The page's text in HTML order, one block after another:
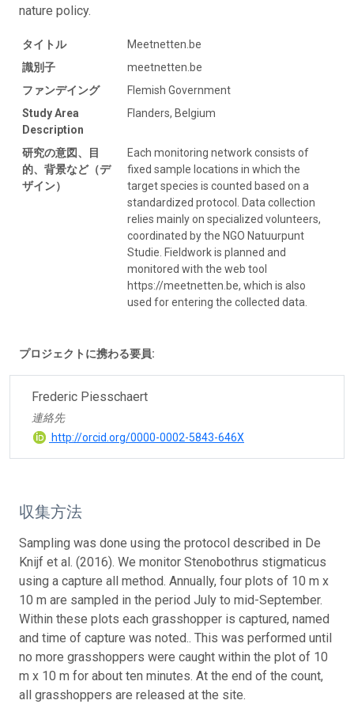
nature policy.
タイトル
Meetnetten.be
識別子
meetnetten.be
ファンデイング
Flemish Government
Study Area
Description
Flanders, Belgium
研究の意図、目
的、背景など（デ
ザイン）
Each monitoring network consists of
fixed sample locations in which the
target species is counted based on a
standardized protocol. Data collection
relies mainly on specialized volunteers,
coordinated by the NGO Natuurpunt
Studie. Fieldwork is planned and
monitored with the web tool
https://meetnetten.be, which is also
used for entering the collected data.
プロジェクトに携わる要員:
Frederic Piesschaert
連絡先
http://orcid.org/0000-0002-5843-646X
収集方法
Sampling was done using the protocol described in De
Knijf et al. (2016). We monitor Stenobothrus stigmaticus
using a capture all method. Annually, four plots of 10 m x
10 m are sampled in the period July to mid-September.
Within these plots each grasshopper is captured, named
and time of capture was noted.. This was performed until
no more grasshoppers were caught within the plot of 10
m x 10 m for about ten minutes. At the end of the count,
all grasshoppers are released at the site.